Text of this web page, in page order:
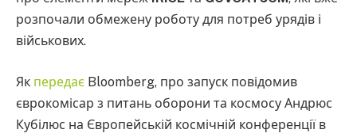
розпочали обмежену роботу для потреб урядів і
військових.
Як передає Bloomberg, про запуск повідомив
єврокомісар з питань оборони та космосу Андрюс
Кубілюс на Європейській космічній конференції в